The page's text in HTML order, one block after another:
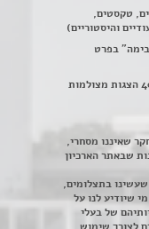
טקסטים,
והיסטוריים)
בפרט
חדר הצפייה מרווח ובו ניתן לצפות ב- 400 הצגות מצולמות
שאיננו מסחרי,
שבאתר הארכיון
שעשינו בתצלומים,
שיודיע לנו על
של בעלי